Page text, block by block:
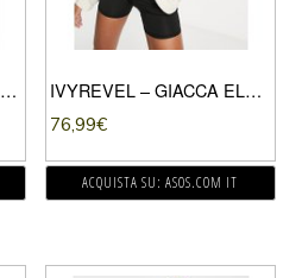
POLO RALPH LAUREN – PIUMINO SMANICATO NERO IN NYLON RICICLATO CON LOGO IVYREVEL – GIACCA ELEGANTE SLIM CON CINTURA BIANCO SPORCO-CREMA
76,99€
ACQUISTA SU: ASOS.COM IT